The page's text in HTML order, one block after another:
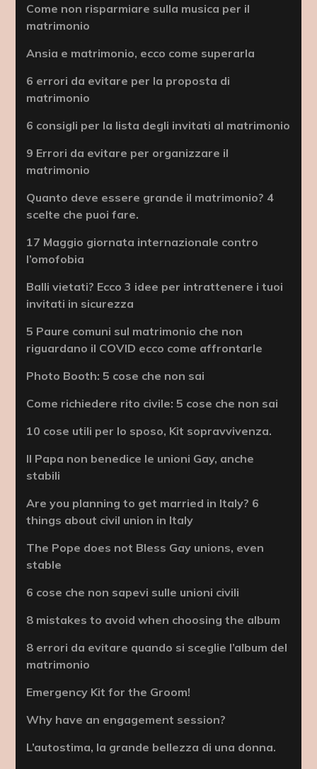
Come non risparmiare sulla musica per il
matrimonio
Ansia e matrimonio, ecco come superarla
6 errori da evitare per la proposta di
matrimonio
6 consigli per la lista degli invitati al matrimonio
9 Errori da evitare per organizzare il
matrimonio
Quanto deve essere grande il matrimonio? 4
scelte che puoi fare.
17 Maggio giornata internazionale contro
l’omofobia
Balli vietati? Ecco 3 idee per intrattenere i tuoi
invitati in sicurezza
5 Paure comuni sul matrimonio che non
riguardano il COVID ecco come affrontarle
Photo Booth: 5 cose che non sai
Come richiedere rito civile: 5 cose che non sai
10 cose utili per lo sposo, Kit sopravvivenza.
Il Papa non benedice le unioni Gay, anche
stabili
Are you planning to get married in Italy? 6
things about civil union in Italy
The Pope does not Bless Gay unions, even
stable
6 cose che non sapevi sulle unioni civili
8 mistakes to avoid when choosing the album
8 errori da evitare quando si sceglie l’album del
matrimonio
Emergency Kit for the Groom!
Why have an engagement session?
L’autostima, la grande bellezza di una donna.